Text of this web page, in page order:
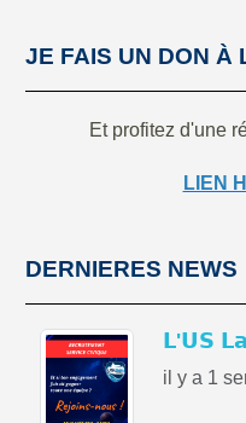
JE FAIS UN DON À
Et profitez d'une
LIEN
DERNIERES NEWS
𝗟'𝗨𝗦
il y a 1